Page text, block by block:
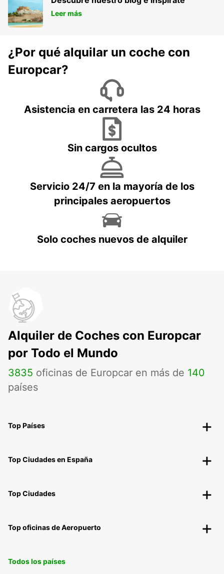
Leer más
¿Por qué alquilar un coche con
Europcar?
Asistencia en carretera las 24 horas
Sin cargos ocultos
Servicio 24/7 en la mayoría de los
principales aeropuertos
Solo coches nuevos de alquiler
Alquiler de Coches con Europcar
por Todo el Mundo
3835 oficinas de Europcar en más de 140
países
Top Países
Top Ciudades en España
Top Ciudades
Top oficinas de Aeropuerto
Todos los países